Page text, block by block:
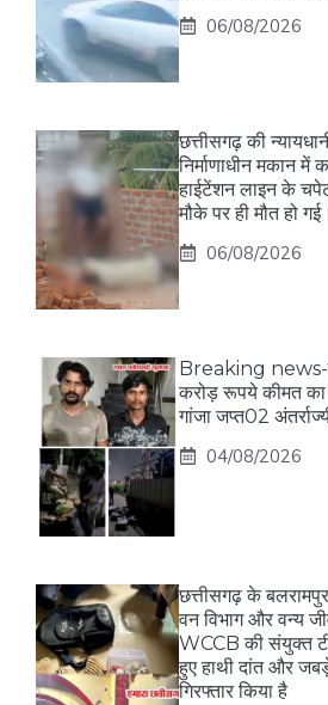
06/08/2026
छत्तीसगढ़ की
निर्माणाधीन मकान
हाईटेंशन लाइन के
मौके पर ही मौत हो गई।
06/08/2026
Breaking news-
करोड़ रूपये कीमत का
गांजा जप्त02
04/08/2026
छत्तीसगढ़ के
वन विभाग और वन्य
WCCB की संयुक्त
हुए हाथी दांत और
गिरफ्तार किया है